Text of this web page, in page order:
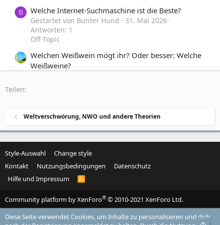
B Welche Internet-Suchmaschine ist die Beste?
Gestartet von Bunter Hund
31. Mai 2026
Antworten: 1
Off-Topic
Welchen Weißwein mögt ihr? Oder besser: Welche
Weißweine?
erkennen?
Gestartet von Bunter Hund
12. Oktober 2025
Antworten: 5
Off-Topic
Teilen:
Weltverschwörung, NWO und andere Theorien
Style-Auswahl
Change style
Kontakt
Nutzungsbedingungen
Datenschutz
Hilfe und Impressum
R
Community platform by XenForo® © 2010-2021 XenForo Ltd.
Diese Seite verwendet Cookies, um Inhalte zu personalisieren und dich